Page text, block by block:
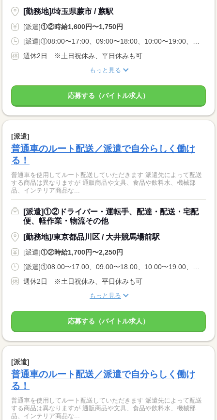
[勤務地]/埼玉県蕨市 / 蕨駅
[派遣]①②時給1,600円〜1,750円
週休2日 ※土日祝休み、平日休みも可
もっと見る
応募する（バイトル求人）
[派遣]
普通車のルート配送／派遣で自分らしく働け
る！
普通車を使用してルート配送していただきます 派遣先によって配送
する商品は異なりますが 通販商品や文具、食品や飲料水、機械部
品、インテリア商品な...
[派遣]①②ドライバー・運転手、配達・配送・宅配
便、軽作業・物流その他
[勤務地]/東京都品川区 / 大井競馬場前駅
[派遣]①②時給1,700円〜2,250円
週休2日 ※土日祝休み、平日休みも可
もっと見る
応募する（バイトル求人）
[派遣]
普通車のルート配送／派遣で自分らしく働け
る！
普通車を使用してルート配送していただきます 派遣先によって配送
する商品は異なりますが 通販商品や文具、食品や飲料水、機械部
品、インテリア商品な...